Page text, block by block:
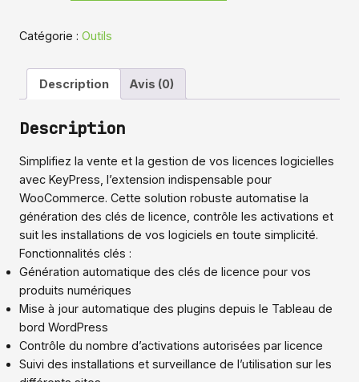
gestionnaire
licences
pour
Catégorie : Outils
Description Avis (0)
Description
Simplifiez la vente et la gestion de vos licences logicielles
avec KeyPress, l’extension indispensable pour
WooCommerce. Cette solution robuste automatise la
génération des clés de licence, contrôle les activations et
suit les installations de vos logiciels en toute simplicité.
Fonctionnalités clés :
Génération automatique des clés de licence pour vos
produits numériques
Mise à jour automatique des plugins depuis le Tableau de
bord WordPress
Contrôle du nombre d’activations autorisées par licence
Suivi des installations et surveillance de l’utilisation sur les